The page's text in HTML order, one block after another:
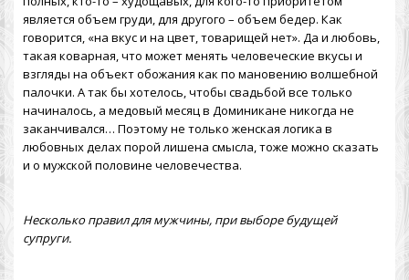
является объем груди, для другого – объем бедер. Как
говорится, «на вкус и на цвет, товарищей нет». Да и любовь,
такая коварная, что может менять человеческие вкусы и
взгляды на объект обожания как по мановению волшебной
палочки. А так бы хотелось, чтобы свадьбой все только
начиналось, а медовый месяц в Доминикане никогда не
заканчивался… Поэтому не только женская логика в
любовных делах порой лишена смысла, тоже можно сказать
и о мужской половине человечества.
Несколько правил для мужчины, при выборе будущей
супруги.